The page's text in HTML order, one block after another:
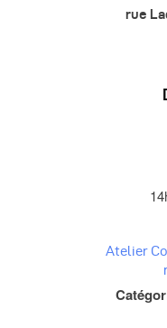
rue
Atelier